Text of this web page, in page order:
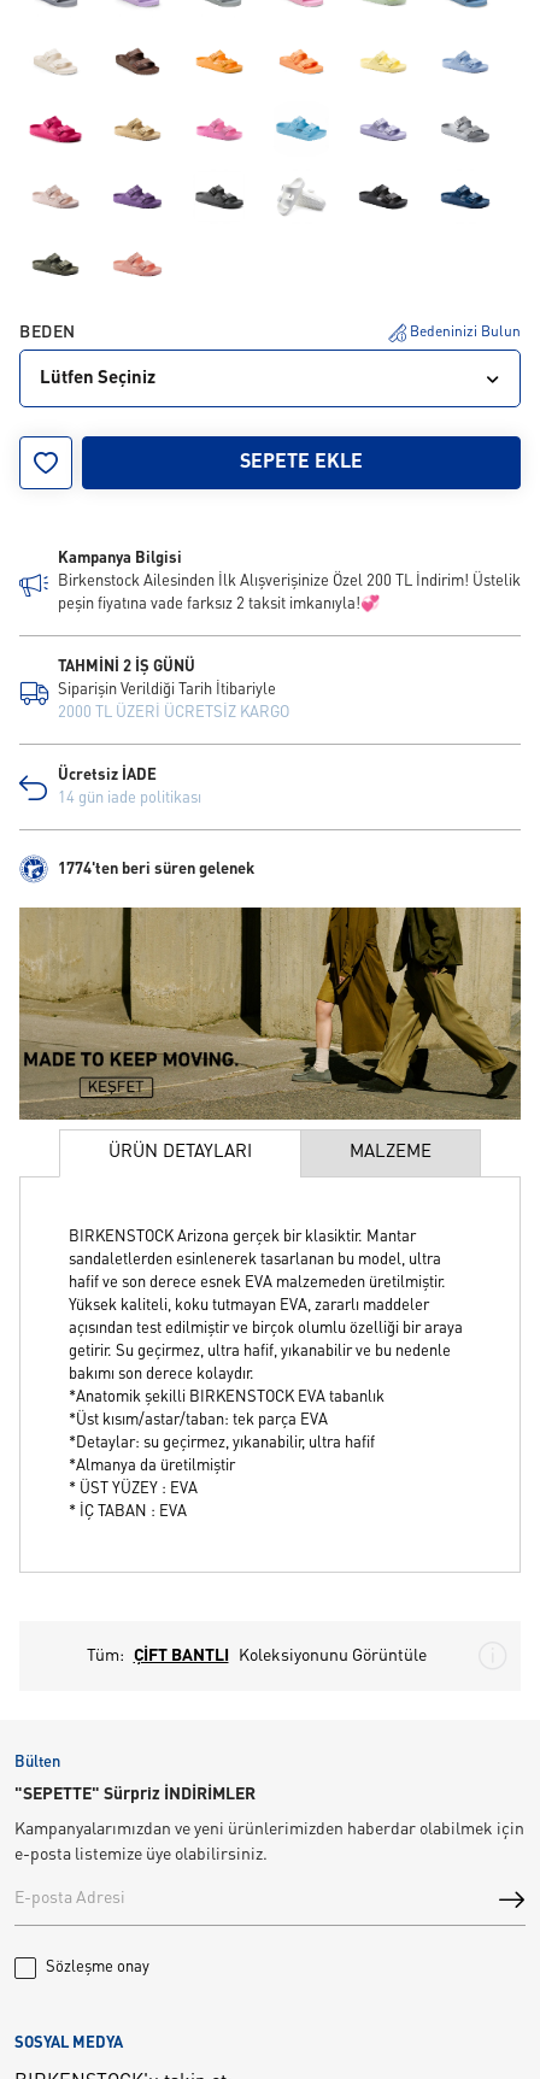
BEDEN Bedeninizi Bulun
Lütfen Seçiniz
SEPETE EKLE
Kampanya Bilgisi
Birkenstock Ailesinden İlk Alışverişinize Özel 200 TL İndirim! Üstelik
peşin fiyatına vade farksız 2 taksit imkanıyla!💞
TAHMİNİ 2 İŞ GÜNÜ
Siparişin Verildiği Tarih İtibariyle
2000 TL ÜZERİ ÜCRETSİZ KARGO
Ücretsiz İADE
14 gün iade politikası
1774'ten beri süren gelenek
ÜRÜN DETAYLARI MALZEME
BIRKENSTOCK Arizona gerçek bir klasiktir. Mantar
sandaletlerden esinlenerek tasarlanan bu model, ultra
hafif ve son derece esnek EVA malzemeden üretilmiştir.
Yüksek kaliteli, koku tutmayan EVA, zararlı maddeler
açısından test edilmiştir ve birçok olumlu özelliği bir araya
getirir. Su geçirmez, ultra hafif, yıkanabilir ve bu nedenle
bakımı son derece kolaydır.
*Anatomik şekilli BIRKENSTOCK EVA tabanlık
*Üst kısım/astar/taban: tek parça EVA
*Detaylar: su geçirmez, yıkanabilir, ultra hafif
*Almanya da üretilmiştir
* ÜST YÜZEY : EVA
* İÇ TABAN : EVA
Tüm: ÇİFT BANTLI Koleksiyonunu Görüntüle
Bülten
"SEPETTE" Sürpriz İNDİRİMLER
Kampanyalarımızdan ve yeni ürünlerimizden haberdar olabilmek için
e-posta listemize üye olabilirsiniz.
Sözleşme onay
SOSYAL MEDYA